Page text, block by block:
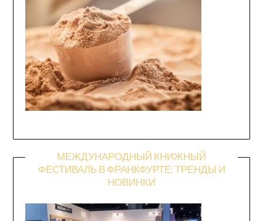
МЕЖДУНАРОДНЫЙ КНИЖНЫЙ
ФЕСТИВАЛЬ В ФРАНКФУРТЕ: ТРЕНДЫ И
НОВИНКИ